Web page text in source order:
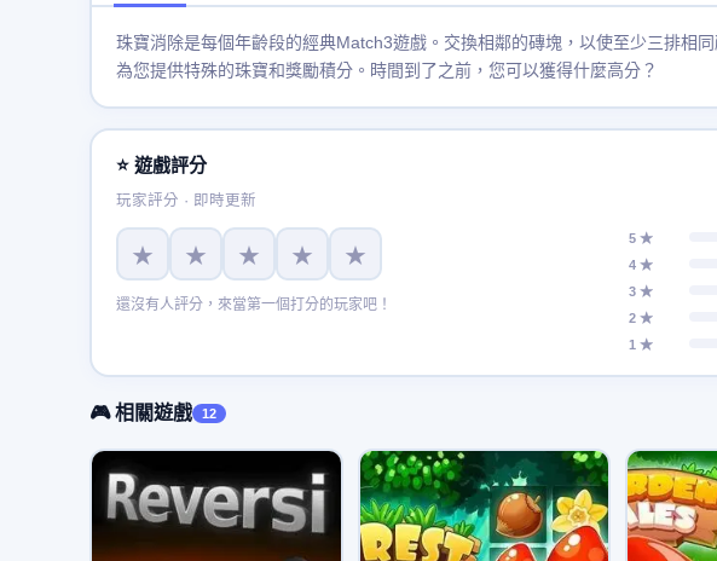
珠寶消除是每個年齡段的經典Match3遊戲。交換相鄰的磚塊，以使至少三排相
為您提供特殊的珠寶和獎勵積分。時間到了之前，您可以獲得什麼高分？
⭐ 遊戲評分
玩家評分 · 即時更新
★ ★ ★ ★ ★
還沒有人評分，來當第一個打分的玩家吧！
5 ★
4 ★
3 ★
2 ★
1 ★
🎮 相關遊戲 12